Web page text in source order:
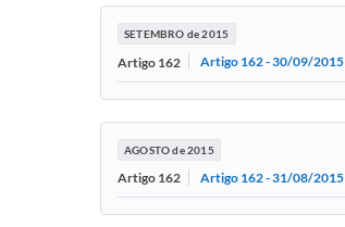
SETEMBRO de 2015
Artigo 162 Artigo 162 - 30/09/2015
AGOSTO de 2015
Artigo 162 Artigo 162 - 31/08/2015